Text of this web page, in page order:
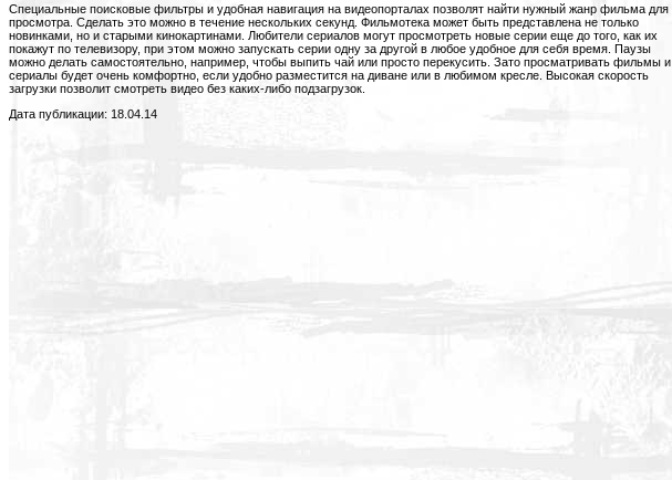
Специальные поисковые фильтры и удобная навигация на видеопорталах позволят найти нужный жанр фильма для
просмотра. Сделать это можно в течение нескольких секунд. Фильмотека может быть представлена не только
новинками, но и старыми кинокартинами. Любители сериалов могут просмотреть новые серии еще до того, как их
покажут по телевизору, при этом можно запускать серии одну за другой в любое удобное для себя время. Паузы
можно делать самостоятельно, например, чтобы выпить чай или просто перекусить. Зато просматривать фильмы и
сериалы будет очень комфортно, если удобно разместится на диване или в любимом кресле. Высокая скорость
загрузки позволит смотреть видео без каких-либо подзагрузок.
Дата публикации: 18.04.14